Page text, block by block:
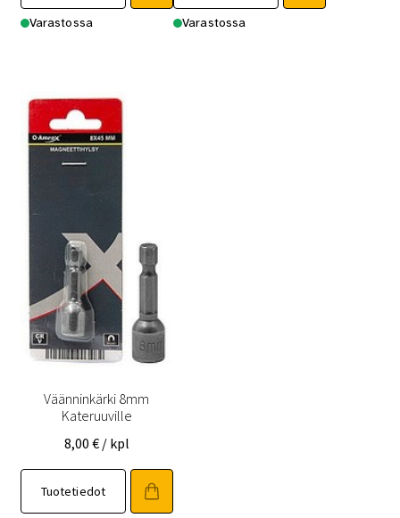
Varastossa Varastossa
Väänninkärki 8mm
Kateruuville
8,00 € / kpl
Tuotetiedot